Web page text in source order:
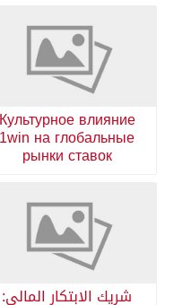
Культурное влияние
1win на глобальные
рынки ставок
شريك الابتكار المالي: